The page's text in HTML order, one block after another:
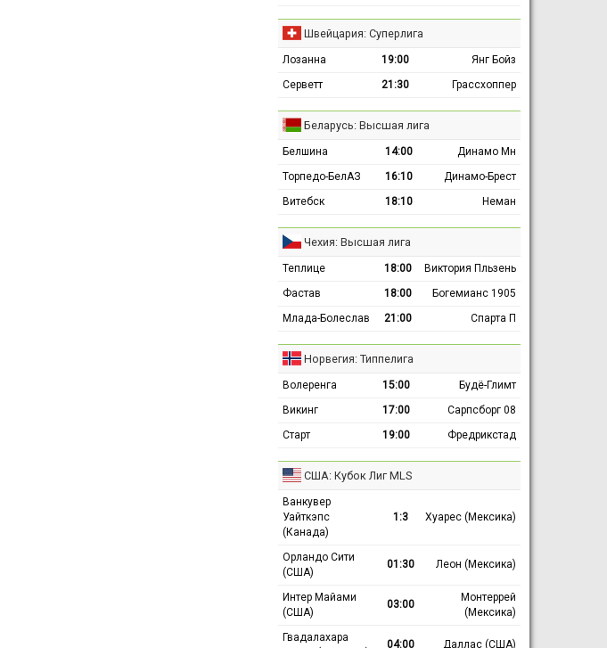
Швейцария: Суперлига
Лозанна 19:00
Янг Бойз
Серветт
21:30 Грассхоппер
Беларусь: Высшая лига
Белшина 14:00
Динамо Мн
Торпедо-БелАЗ
16:10
Динамо-Брест
Витебск
18:10 Неман
Чехия: Высшая лига
Теплице 18:00
Виктория Пльзень
Фастав
18:00
Богемианс 1905
Млада-Болеслав
21:00 Спарта П
Норвегия: Типпелига
Волеренга 15:00
Будё-Глимт
Викинг
17:00
Сарпсборг 08
Старт
19:00 Фредрикстад
США: Кубок Лиг MLS
Ванкувер
Уайткэпс
(Канада)
1:3 Хуарес (Мексика)
Орландо Сити
(США)
01:30 Леон (Мексика)
Интер Майами
(США)
03:00
Монтеррей
(Мексика)
Гвадалахара
04:00 Даллас (США)